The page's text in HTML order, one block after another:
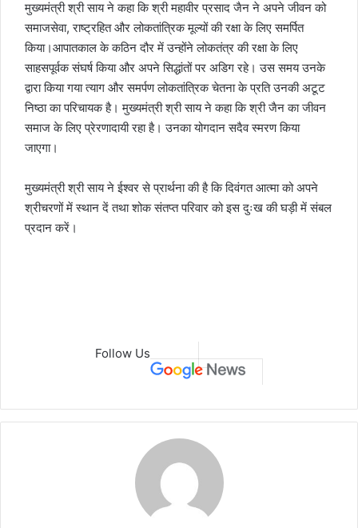
मुख्यमंत्री श्री साय ने कहा कि श्री महावीर प्रसाद जैन ने अपने जीवन को
समाजसेवा, राष्ट्रहित और लोकतांत्रिक मूल्यों की रक्षा के लिए समर्पित
किया।आपातकाल के कठिन दौर में उन्होंने लोकतंत्र की रक्षा के लिए
साहसपूर्वक संघर्ष किया और अपने सिद्धांतों पर अडिग रहे। उस समय उनके
द्वारा किया गया त्याग और समर्पण लोकतांत्रिक चेतना के प्रति उनकी अटूट
निष्ठा का परिचायक है। मुख्यमंत्री श्री साय ने कहा कि श्री जैन का जीवन
समाज के लिए प्रेरणादायी रहा है। उनका योगदान सदैव स्मरण किया
जाएगा।
मुख्यमंत्री श्री साय ने ईश्वर से प्रार्थना की है कि दिवंगत आत्मा को अपने
श्रीचरणों में स्थान दें तथा शोक संतप्त परिवार को इस दुःख की घड़ी में संबल
प्रदान करें।
Follow Us